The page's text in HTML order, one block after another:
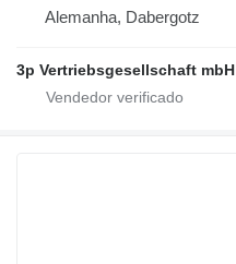
Alemanha, Dabergotz
3p Vertriebsgesellschaft mbH